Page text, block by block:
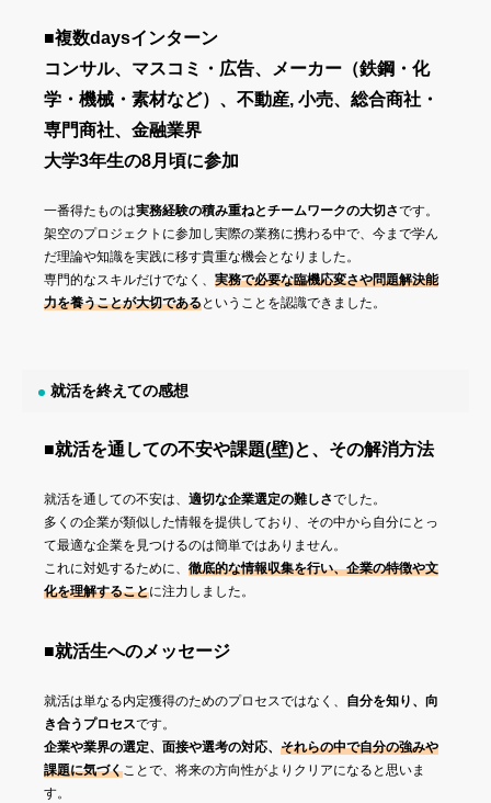
■複数daysインターン
コンサル、マスコミ・広告、メーカー（鉄鋼・化
学・機械・素材など）、不動産, 小売、総合商社・
専門商社、金融業界
大学3年生の8月頃に参加
一番得たものは実務経験の積み重ねとチームワークの大切さです。
架空のプロジェクトに参加し実際の業務に携わる中で、今まで学ん
だ理論や知識を実践に移す貴重な機会となりました。
専門的なスキルだけでなく、 実務で必要な臨機応変さや問題解決能
力を養うことが大切であるということを認識できました。
就活を終えての感想
■就活を通しての不安や課題(壁)と、その解消方法
就活を通しての不安は、 適切な企業選定の難しさでした。
多くの企業が類似した情報を提供しており、その中から自分にとっ
て最適な企業を見つけるのは簡単ではありません。
これに対処するために、 徹底的な情報収集を行い、企業の特徴や文
化を理解することに注力しました。
■就活生へのメッセージ
就活は単なる内定獲得のためのプロセスではなく、 自分を知り、向
き合うプロセスです。
企業や業界の選定、面接や選考の対応、 それらの中で自分の強みや
課題に気づくことで、将来の方向性がよりクリアになると思いま
す。